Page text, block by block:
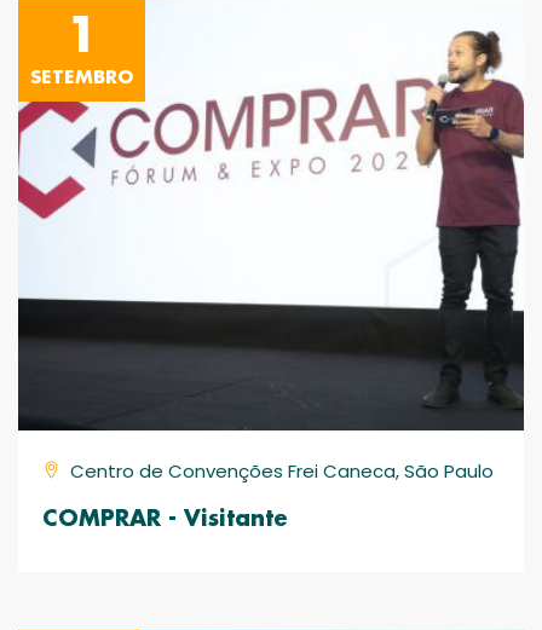
1
SETEMBRO
Centro de Convenções Frei Caneca, São Paulo
COMPRAR - Visitante